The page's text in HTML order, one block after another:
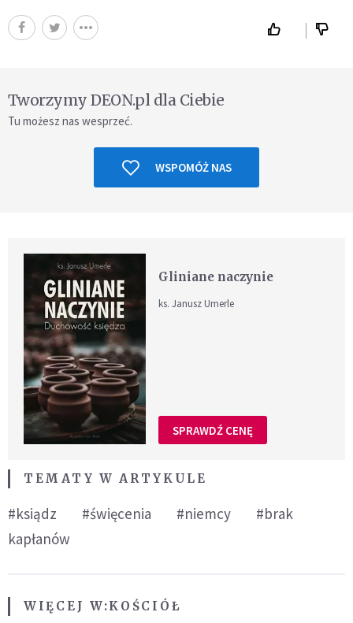
Tworzymy DEON.pl dla Ciebie
Tu możesz nas wesprzeć.
WSPOMÓŻ NAS
Gliniane naczynie
ks. Janusz Umerle
SPRAWDŹ CENĘ
TEMATY W ARTYKULE
#ksiądz #święcenia #niemcy
#brak
kapłanów
WIĘCEJ W:KOŚCIÓŁ